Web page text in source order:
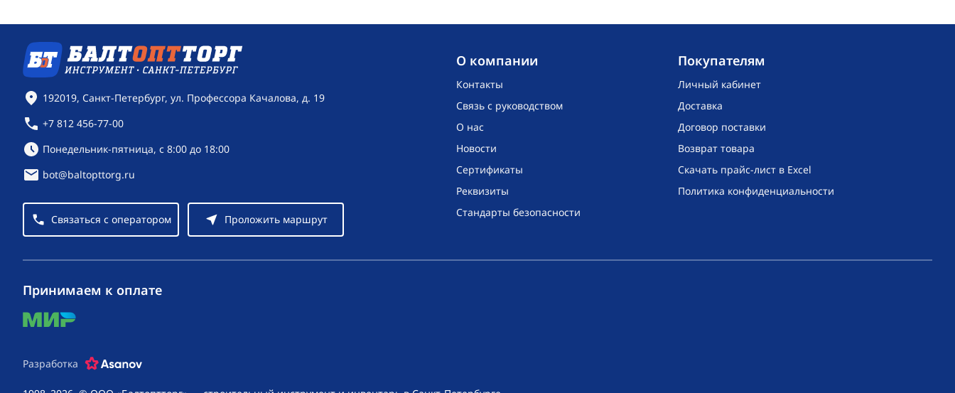
O компании
Контакты
Связь с руководством
О нас
Новости
Сертификаты
Реквизиты
Стандарты безопасности
Покупателям
Личный кабинет
Доставка
Договор поставки
Возврат товара
Скачать прайс-лист в Excel
Политика конфиденциальности
Контактная информация
192019, Санкт-Петербург, ул. Профессора Качалова, д. 19
+7 812 456-77-00
Режим работы:
Понедельник-пятница, с 8:00 до 18:00
bot@baltopttorg.ru
Связаться с оператором Проложить маршрут
Принимаем к оплате
mir
Разработка